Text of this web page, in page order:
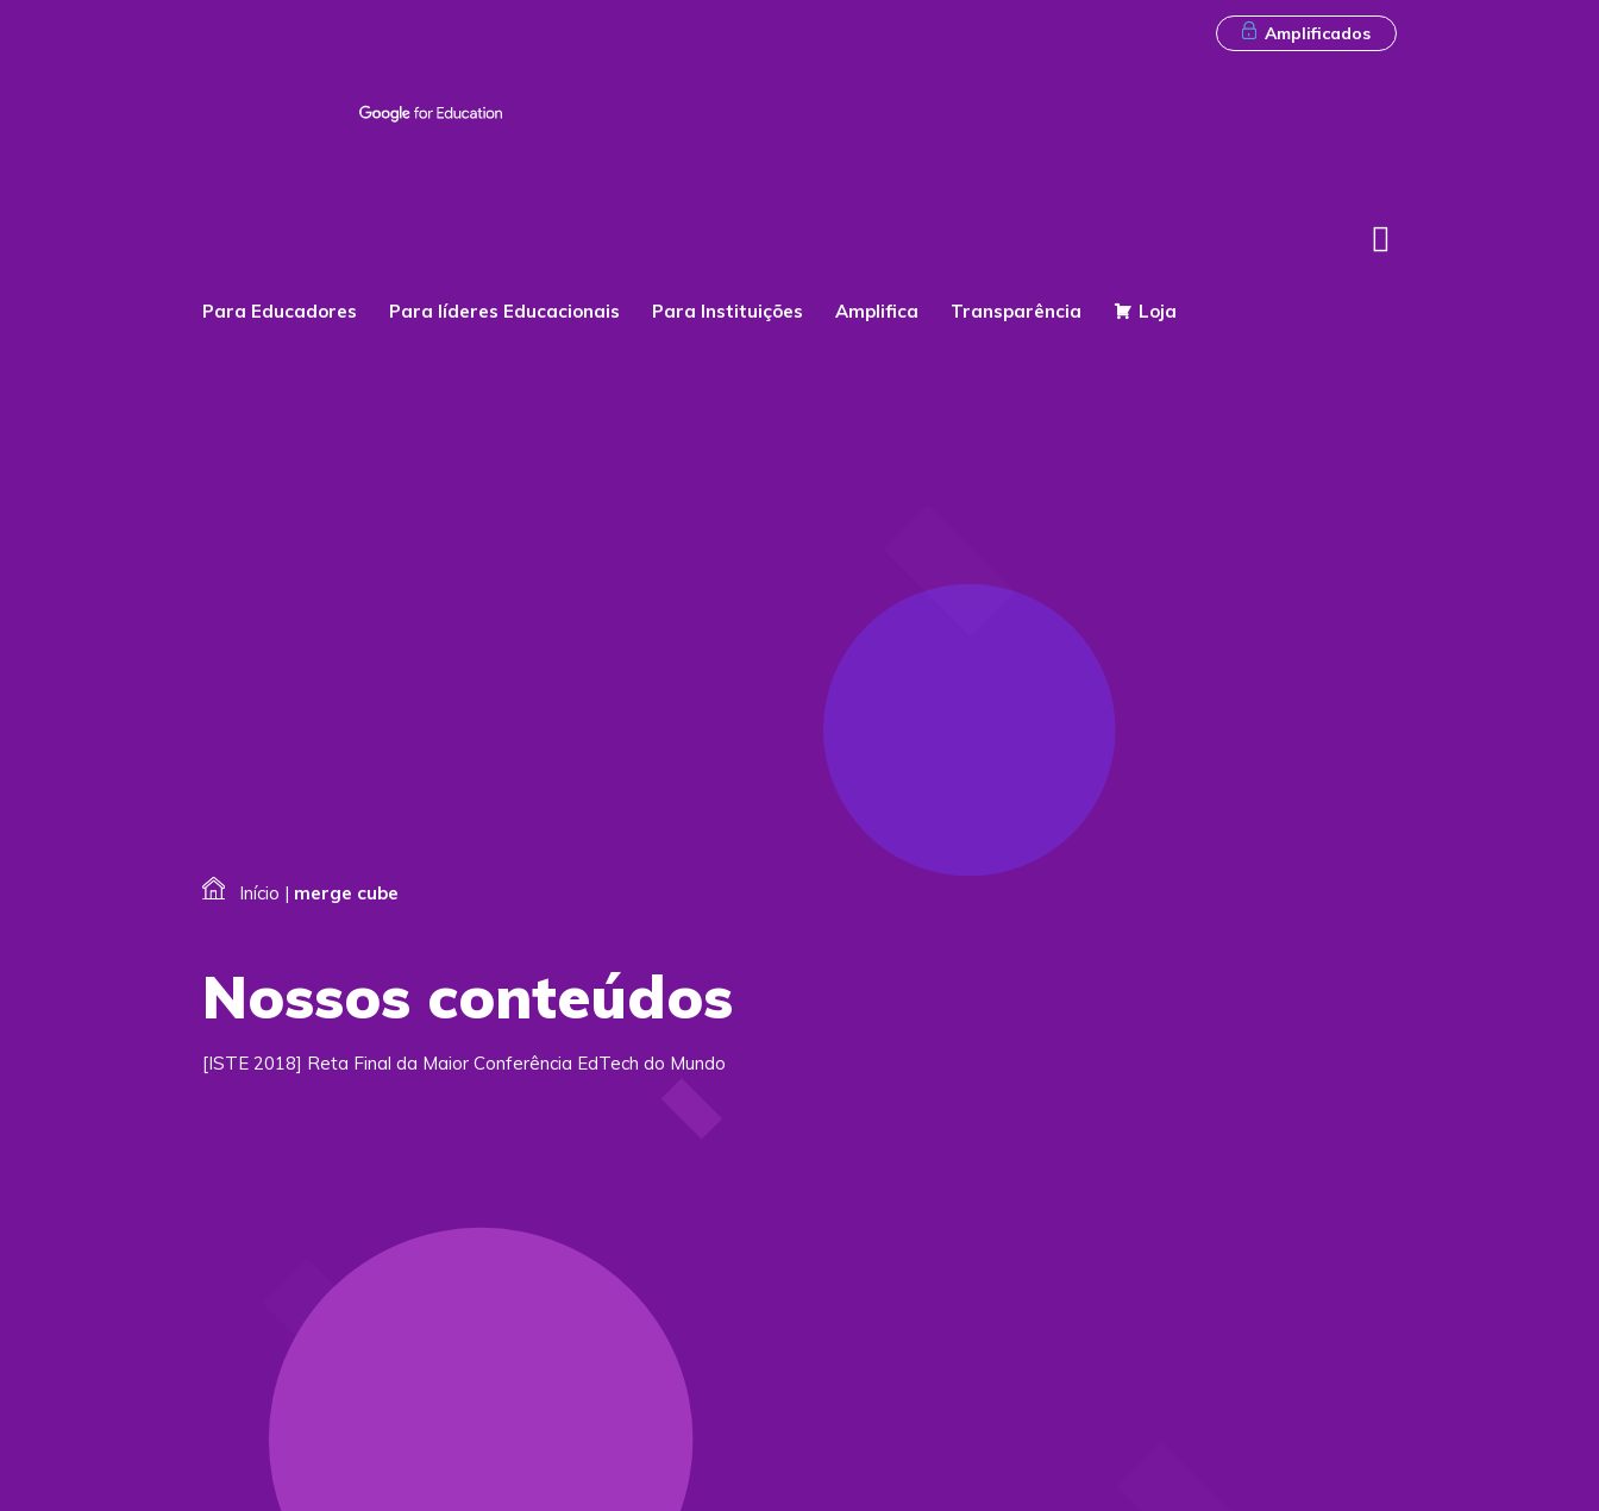
Amplificados
Para Educadores Para líderes Educacionais Para Instituições Amplifica Transparência Loja
Início | merge cube
Nossos conteúdos
[ISTE 2018] Reta Final da Maior Conferência EdTech do Mundo